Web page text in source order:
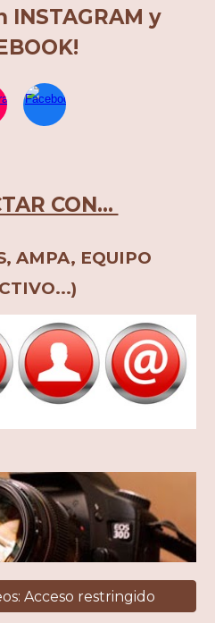
INSTAGRAM y
CON...
AMPA, EQUIPO
Acceso restringido